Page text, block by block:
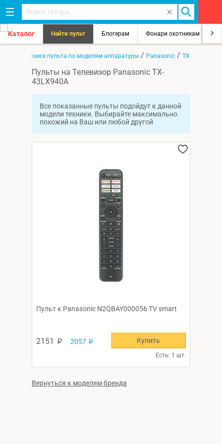
Каталог Найти пульт Блогерам Фонари охотникам
Поиск пульта по моделям аппаратуры / Panasonic / TX-43LX940A
Пульты на Телевизор Panasonic TX-
43LX940A
Все показанные пульты подойдут к данной
модели техники. Выбирайте максимально
похожий на Ваш или любой другой
Пульт к Panasonic N2QBAY000056 TV smart
2151 p 2057 p
Есть: 1 шт.
Купить
Вернуться к моделям бренда